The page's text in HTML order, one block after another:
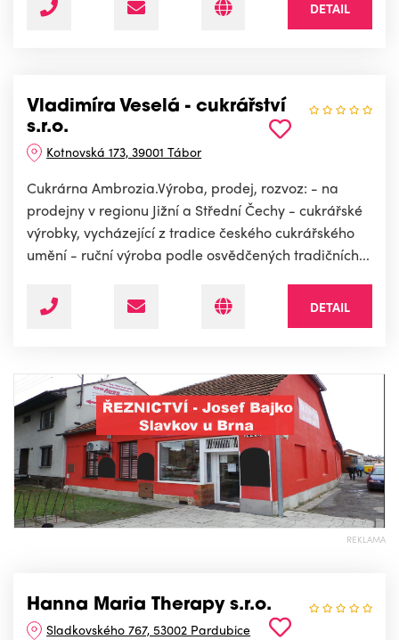
DETAIL
Vladimíra Veselá - cukrářství
s.r.o.
Kotnovská 173, 39001 Tábor
Cukrárna Ambrozia.Výroba, prodej, rozvoz: - na
prodejny v regionu Jižní a Střední Čechy - cukrářské
výrobky, vycházející z tradice českého cukrářského
umění - ruční výroba podle osvědčených tradičních...
DETAIL
REKLAMA
Hanna Maria Therapy s.r.o.
Sladkovského 767, 53002 Pardubice